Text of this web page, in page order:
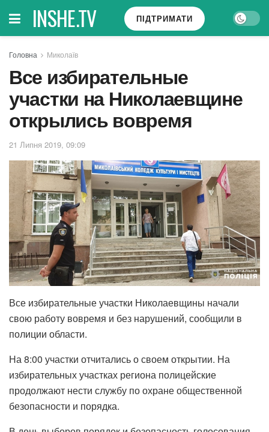
INSHE.TV ПІДТРИМАТИ
Головна Миколаїв
Все избирательные
участки на Николаевщине
открылись вовремя
21 Липня 2019, 09:09
Все избирательные участки Николаевщины начали
свою работу вовремя и без нарушений, сообщили в
полиции области.
На 8:00 участки отчитались о своем открытии. На
избирательных участках региона полицейские
продолжают нести службу по охране общественной
безопасности и порядка.